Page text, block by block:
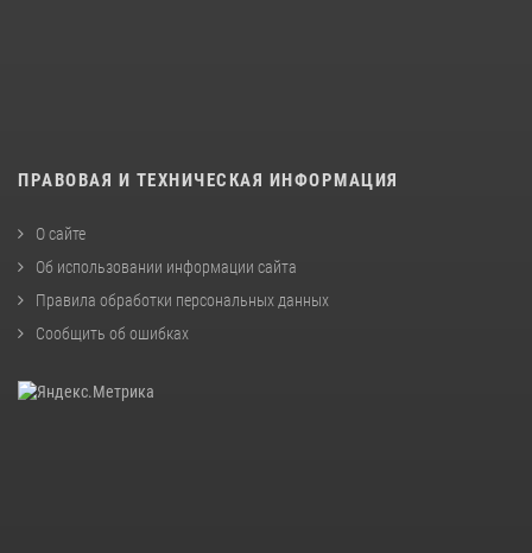
ПРАВОВАЯ И ТЕХНИЧЕСКАЯ ИНФОРМАЦИЯ
О сайте
Об использовании информации сайта
Правила обработки персональных данных
Сообщить об ошибках